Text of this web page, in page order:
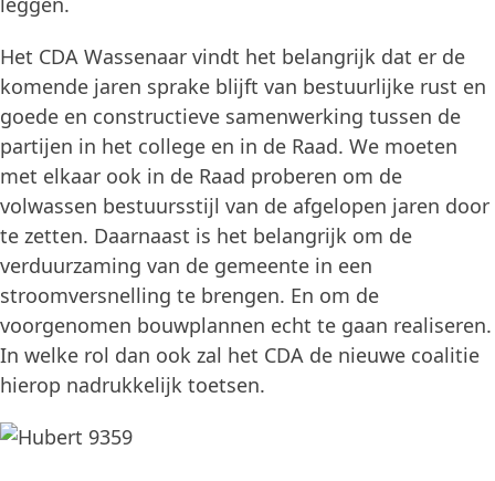
Het CDA Wassenaar vindt het belangrijk dat er de
komende jaren sprake blijft van bestuurlijke rust en
goede en constructieve samenwerking tussen de
partijen in het college en in de Raad. We moeten
met elkaar ook in de Raad proberen om de
volwassen bestuursstijl van de afgelopen jaren door
te zetten. Daarnaast is het belangrijk om de
verduurzaming van de gemeente in een
stroomversnelling te brengen. En om de
voorgenomen bouwplannen echt te gaan realiseren.
In welke rol dan ook zal het CDA de nieuwe coalitie
hierop nadrukkelijk toetsen.